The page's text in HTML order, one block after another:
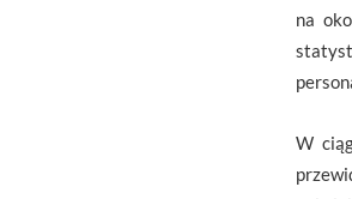
na
W